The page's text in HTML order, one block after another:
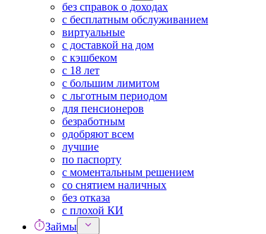
без справок о доходах
с бесплатным обслуживанием
виртуальные
с доставкой на дом
с кэшбеком
с 18 лет
с большим лимитом
с льготным периодом
для пенсионеров
безработным
одобряют всем
лучшие
по паспорту
с моментальным решением
со снятием наличных
без отказа
с плохой КИ
Займы